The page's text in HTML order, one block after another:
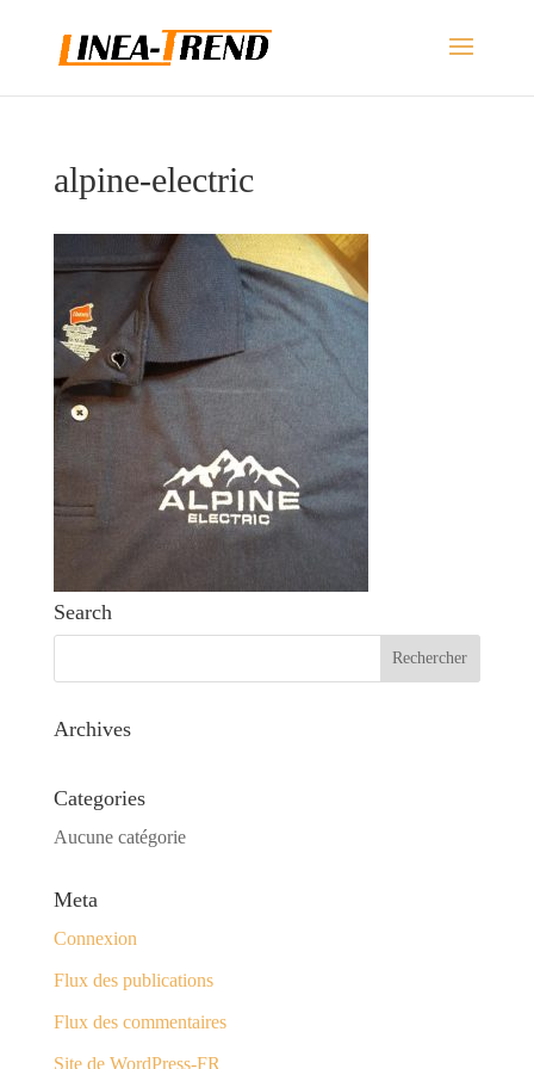
alpine-electric
Search
Archives
Categories
Aucune catégorie
Meta
Connexion
Flux des publications
Flux des commentaires
Site de WordPress-FR